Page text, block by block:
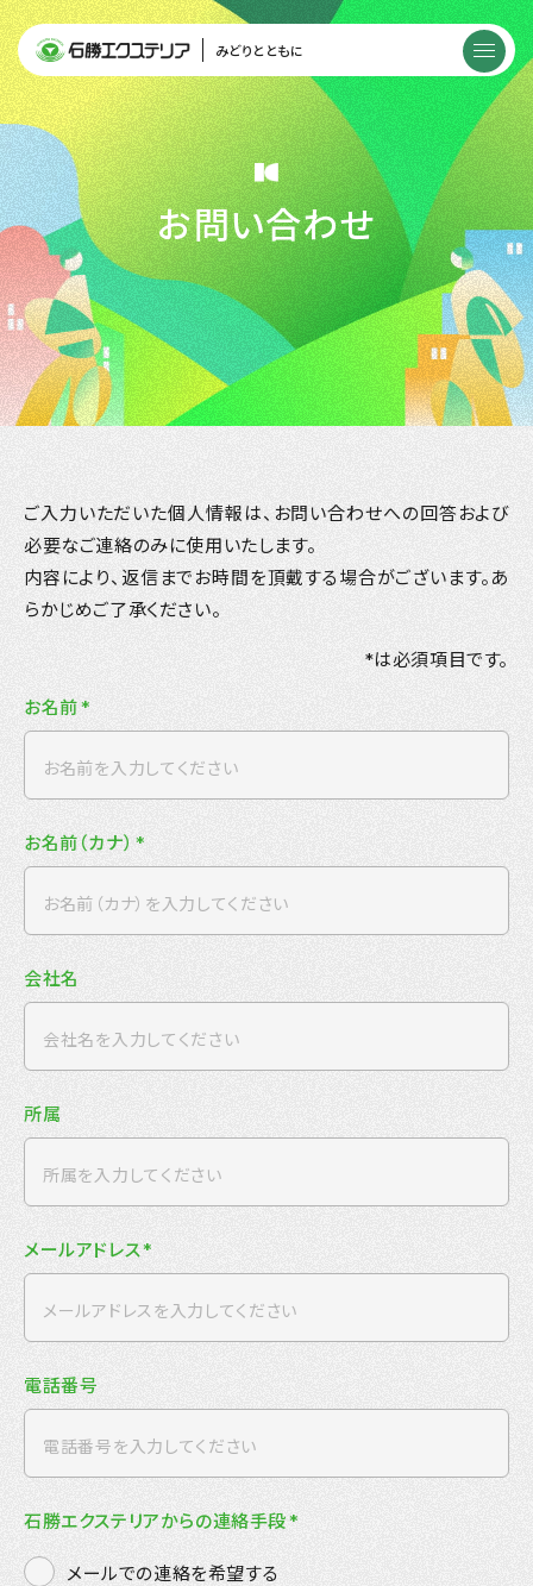
みどりとともに
お問い合わせ
ご入力いただいた個人情報は、お問い合わせへの回答および
必要なご連絡のみに使用いたします。
内容により、返信までお時間を頂戴する場合がございます。あ
らかじめご了承ください。
*は必須項目です。
お名前*
お名前（カナ） *
会社名
所属
メールアドレス*
電話番号
石勝エクステリアからの連絡手段*
メールでの連絡を希望する